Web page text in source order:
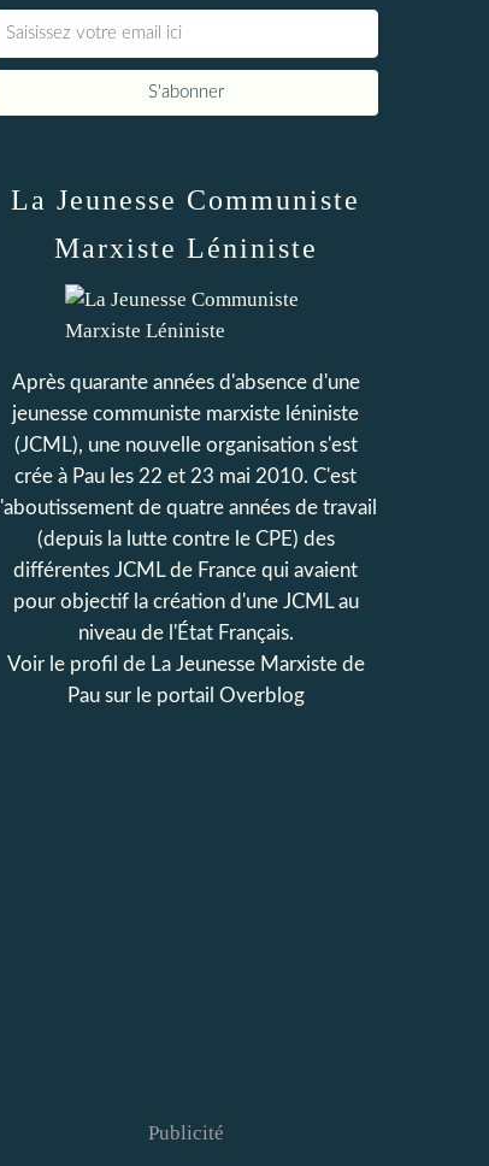
La Jeunesse Communiste
Marxiste Léniniste
Après quarante années d'absence d'une
jeunesse communiste marxiste léniniste
(JCML), une nouvelle organisation s'est
crée à Pau les 22 et 23 mai 2010. C'est
l'aboutissement de quatre années de travail
(depuis la lutte contre le CPE) des
différentes JCML de France qui avaient
pour objectif la création d'une JCML au
niveau de l'État Français.
Voir le profil de La Jeunesse Marxiste de
Pausur le portail Overblog
Publicité